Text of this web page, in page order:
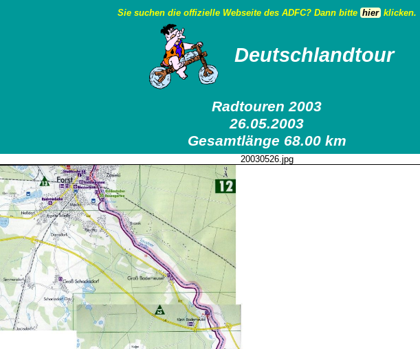
Sie suchen die offizielle Webseite des ADFC? Dann bitte hier klicken.
Deutschlandtour
Radtouren 2003
26.05.2003
Gesamtlänge 68.00 km
20030526.jpg